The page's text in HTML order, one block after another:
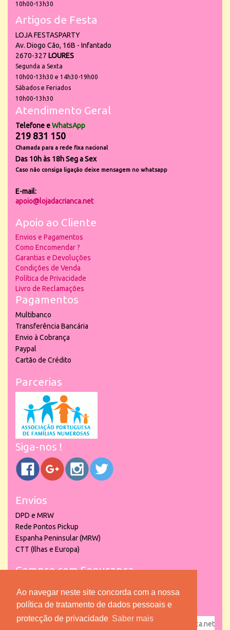
Ao navegar neste site concorda com a nossa
política de tratamento de dados pessoais e
protecção de privacidade Saber mais
10h00-13h30
Artigos de Festa
LOJA FESTASPARTY
Av. Diogo Cão, 16B - Infantado
2670-327 LOURES
Segunda a Sexta
10h00-13h30 e 14h30-19h00
Sábados e Feriados
10h00-13h30
Atendimento Geral
Telefone eWhatsApp
219 831 150
Chamada para a rede fixa nacional
Das 10h às 18h Seg a Sex
Caso não consiga ligação deixe mensagem no whatsapp
E-mail:
apoio@lojadacrianca.net
Apoio ao Cliente
Envios e Pagamentos
Como Encomendar ?
Garantias e Devoluções
Condições de Venda
Política de Privacidade
Livro de Reclamações
Pagamentos
Multibanco
Transferência Bancária
Envio à Cobrança
Paypal
Cartão de Crédito
Parcerias
Siga-nos !
Envios
DPD e MRW
Rede Pontos Pickup
Espanha Peninsular (MRW)
CTT (Ilhas e Europa)
Compre com Segurança
powered by puber!a | © 2026 Copyright www.lojadacrianca.net